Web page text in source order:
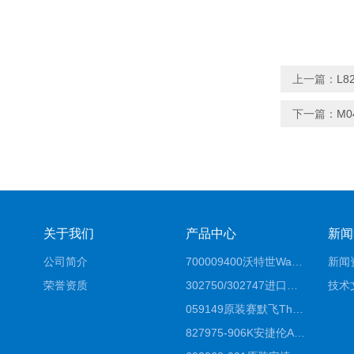
上一篇：
下一篇：
关于我们
公司简介
荣誉资质
产品中心
827975-906K安捷伦Agilent原装ZORBAX液相色谱柱*
新
新闻
技术